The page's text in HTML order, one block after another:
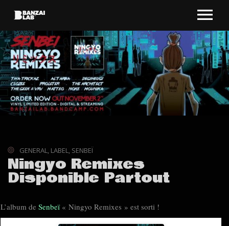
GENERAL, LABEL, SENBEÏ
Ningyo Remixes
Disponible Partout
L’album de Senbeï« Ningyo Remixes » est sorti !